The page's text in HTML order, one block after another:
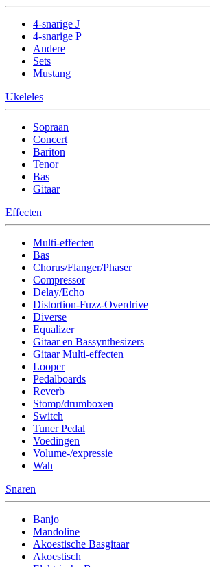
4-snarige J
4-snarige P
Andere
Sets
Mustang
Ukeleles
Sopraan
Concert
Bariton
Tenor
Bas
Gitaar
Effecten
Multi-effecten
Bas
Chorus/Flanger/Phaser
Compressor
Delay/Echo
Distortion-Fuzz-Overdrive
Diverse
Equalizer
Gitaar en Bassynthesizers
Gitaar Multi-effecten
Looper
Pedalboards
Reverb
Stomp/drumboxen
Switch
Tuner Pedal
Voedingen
Volume-/expressie
Wah
Snaren
Banjo
Mandoline
Akoestische Basgitaar
Akoestisch